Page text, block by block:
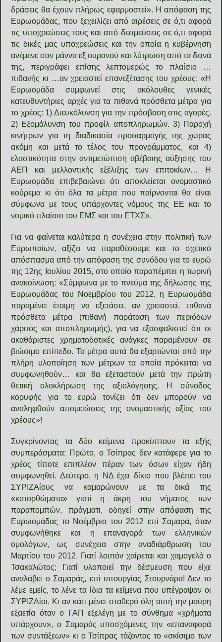
δράσεις θα έχουν πλήρως εφαρμοστεί». Η απόφαση της
Ευρωομάδας, που ξεχειλίζει από αιρέσεις σε ό,τι αφορά
τις υποχρεώσεις τους και από δεσμεύσεις σε ό,τι αφορά
τις δικές μας υποχρεώσεις και την οποία η κυβέρνηση
ανέμενε σαν μάννα εξ ουρανού και λύτρωση από τα δεινά
της, περιγράφει επίσης λεπτομερώς το πλαίσιο …
πιθανής κι …αν χρειαστεί επανεξέτασης του χρέους: «Η
Ευρωομάδα συμφωνεί στις ακόλουθες γενικές
κατευθυντήριες αρχές για τα πιθανά πρόσθετα μέτρα για
το χρέος: 1) Διευκόλυνση για την πρόσβαση στις αγορές.
2) Εξομάλυνση του προφίλ αποπληρωμών. 3) Παροχή
κινήτρων για τη διαδικασία προσαρμογής της χώρας
ακόμη και μετά το τέλος του προγράμματος, και 4)
ελαστικότητα στην αντιμετώπιση αβέβαιης αύξησης του
ΑΕΠ και μελλοντικής εξέλιξης των επιτοκίων… Η
Ευρωομάδα επιβεβαιώνει ότι αποκλείεται ονομαστικό
κούρεμα κι ότι όλα τα μέτρα που παίρνονται θα είναι
σύμφωνα με τους υπάρχοντες νόμους της ΕΕ και το
νομικό πλαίσιο του ΕΜΣ και του ΕΤΧΣ».
Για να φαίνεται καλύτερα η συνέχεια στην πολιτική των
Ευρωπαίων, αξίζει να παραθέσουμε και το σχετικό
απόσπασμα από την απόφαση της συνόδου για το ευρώ
της 12ης Ιουλίου 2015, στο οποίο παραπέμπει η τωρινή
ανακοίνωση: «Σύμφωνα με το πνεύμα της δήλωσης της
Ευρωομάδας του Νοεμβρίου του 2012, η Ευρωομάδα
παραμένει έτοιμη να εξετάσει, αν χρειαστεί, πιθανά
πρόσθετα μέτρα (πιθανή παράταση των περιόδων
χάριτος και αποπληρωμής), για να εξασφαλιστεί ότι οι
ακαθάριστες χρηματοδοτικές ανάγκες παραμένουν σε
βιώσιμο επίπεδο. Τα μέτρα αυτά θα εξαρτώνται από την
πλήρη υλοποίηση των μέτρων τα οποία πρόκειται να
συμφωνηθούν… και θα εξεταστούν μετά την πρώτη
θετική ολοκλήρωση της αξιολόγησης. Η σύνοδος
κορυφής για το ευρώ τονίζει ότι δεν μπορούν να
αναληφθούν απομειώσεις της ονομαστικής αξίας του
χρέους»!
Συγκρίνοντας τα δύο κείμενα προκύπτουν τα εξής
συμπεράσματα: Πρώτο, ο Τσίπρας δεν κατάφερε για το
χρέος τίποτε επιπλέον πέραν των όσων είχαν ήδη
συμφωνηθεί. Δεύτερο, η ΝΔ έχει δίκιο που βλέπει του
ΣΥΡΙΖΑίους να καμαρώνουν με τα δικά της
«κατορθώματα» γιατί η άκρη του νήματος των
παραπομπών, πράγματι, οδηγεί στην απόφαση της
Ευρωομάδας το Νοέμβριο του 2012 επί Σαμαρά, όταν
συμφωνήθηκε και η επαναγορά των ελληνικών
ομολόγων, ως συνέχεια στην αναδιάρθρωση του
Μαρτίου του 2012. Γιατί λοιπόν χαίρεται και χαμογελά ο
Τσακαλώτος; Γιατί υλοποιεί την δέσμευση που είχε
αναλάβει ο Σαμαράς, επί υπουργίας Στουρνάρα! Δεν το
λέμε εμείς, το λένε τα ίδια τα κείμενα που υπέγραψαν οι
ΣΥΡΙΖΑίοι. Κι αν κάτι μένει σταθερό όλη αυτή την μαύρη
εξαετία όταν ο ΓΑΠ εξελέγη με το σύνθημα «χρήματα
υπάρχουν», ο Σαμαράς υποσχόμενες την «επαναφορά
των συντάξεων» κι ο Τσίπρας τάζοντας το «σκίσιμο των